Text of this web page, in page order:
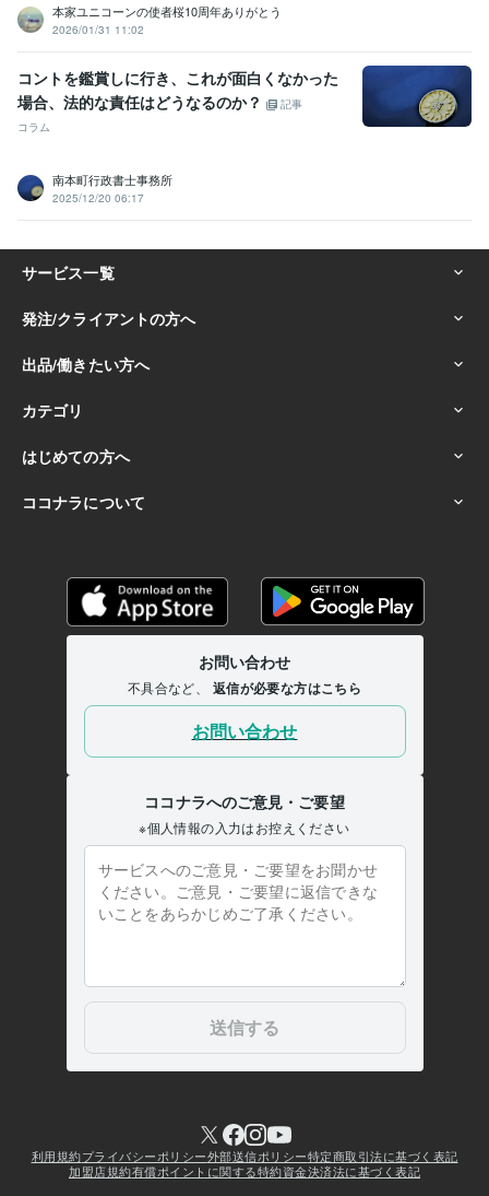
本家ユニコーンの使者桜10周年ありがとう
2026/01/31 11:02
コントを鑑賞しに行き、これが面白くなかった
場合、法的な責任はどうなるのか？
記事
コラム
南本町行政書士事務所
2025/12/20 06:17